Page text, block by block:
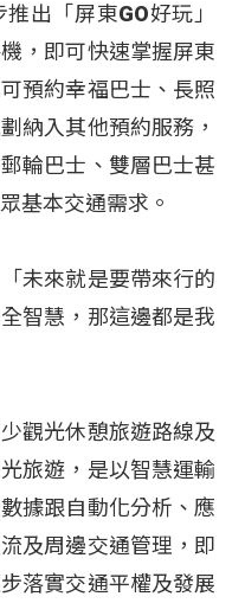
出「屏東GO好玩」
，即可快速掌握屏東
預約幸福巴士、長照
納入其他預約服務，
輪巴士、雙層巴士甚
基本交通需求。
未來就是要帶來行的
智慧，那這邊都是我
觀光休憩旅遊路線及
旅遊，是以智慧運輸
據跟自動化分析、應
及周邊交通管理，即
落實交通平權及發展